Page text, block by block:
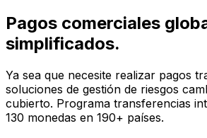
Pagos comerciales
simplificados.
Ya sea que necesite realizar pagos
soluciones de gestión de riesgos
cubierto. Programa transferencias
130 monedas en 190+ países.